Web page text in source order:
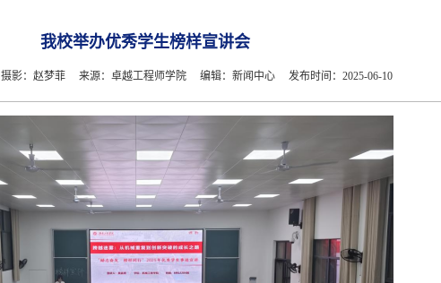
我校举办优秀学生榜样宣讲会
摄影：赵梦菲 来源：卓越工程师学院 编辑：新闻中心 发布时间：2025-06-10